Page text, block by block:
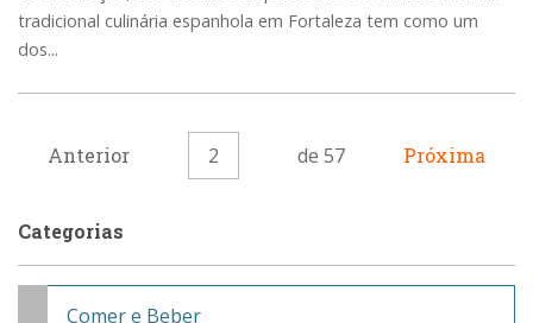
tradicional culinária espanhola em Fortaleza tem como um
dos...
Anterior 2 de 57 Próxima
Categorias
Comer e Beber